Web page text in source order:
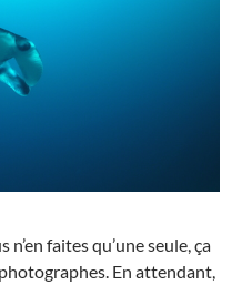
faites qu’une seule, ça
En attendant,